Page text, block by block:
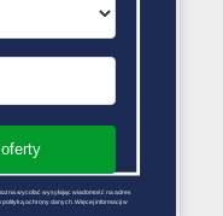
wycofać wysyłając wiadomość na adres
ochrony danych. Więcej informacji w